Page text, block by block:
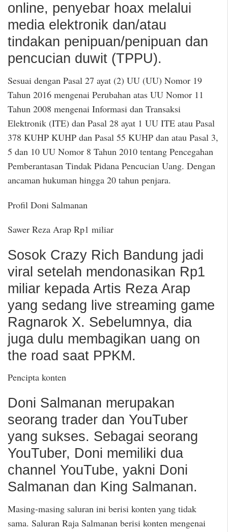
online, penyebar hoax melalui
media elektronik dan/atau
tindakan penipuan/penipuan dan
pencucian duwit (TPPU).
Sesuai dengan Pasal 27 ayat (2) UU (UU) Nomor 19
Tahun 2016 mengenai Perubahan atas UU Nomor 11
Tahun 2008 mengenai Informasi dan Transaksi
Elektronik (ITE) dan Pasal 28 ayat 1 UU ITE atau Pasal
378 KUHP KUHP dan Pasal 55 KUHP dan atau Pasal 3,
5 dan 10 UU Nomor 8 Tahun 2010 tentang Pencegahan
Pemberantasan Tindak Pidana Pencucian Uang. Dengan
ancaman hukuman hingga 20 tahun penjara.
Profil Doni Salmanan
Sawer Reza Arap Rp1 miliar
Sosok Crazy Rich Bandung jadi
viral setelah mendonasikan Rp1
miliar kepada Artis Reza Arap
yang sedang live streaming game
Ragnarok X. Sebelumnya, dia
juga dulu membagikan uang on
the road saat PPKM.
Pencipta konten
Doni Salmanan merupakan
seorang trader dan YouTuber
yang sukses. Sebagai seorang
YouTuber, Doni memiliki dua
channel YouTube, yakni Doni
Salmanan dan King Salmanan.
Masing-masing saluran ini berisi konten yang tidak
sama. Saluran Raja Salmanan berisi konten mengenai